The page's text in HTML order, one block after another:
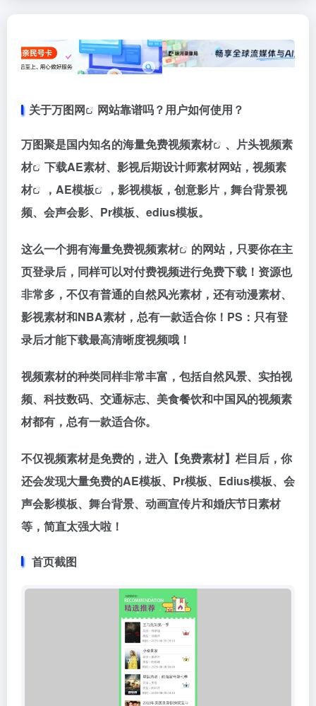
关于万图网 网站靠谱吗？用户如何使用？
万图聚是国内知名的海量免费视频素材 、片头视频素
材
下载AE素材、影视后期设计师素材网站， 视频素
材
， AE模板
，影视模板，创意影片，舞台背景视
频、会声会影、Pr模板、edius模板。
这么一个拥有海量免费视频素材 的网站，只要你在主
页登录后，同样可以对付费视频进行免费下载 ！资源也
非常多，不仅有普通的自然风光素材，还有动漫素材、
影视素材和NBA素材，总有一款适合你！ PS：只有登
录后才能下载最高清晰度视频哦！
视频素材的种类同样非常丰富，包括自然风景、实拍视
频、科技数码、交通标志、美食餐饮和中国风的视频素
材都有， 总有一款适合你。
不仅视频素材是免费的，进入 【免费素材】栏目后，你
还会发现大量免费的AE模板、Pr模板、Edius模板、会
声会影模板、舞台背景、动画宣传片和婚庆节日素材
等，简直太强大啦！
首页截图